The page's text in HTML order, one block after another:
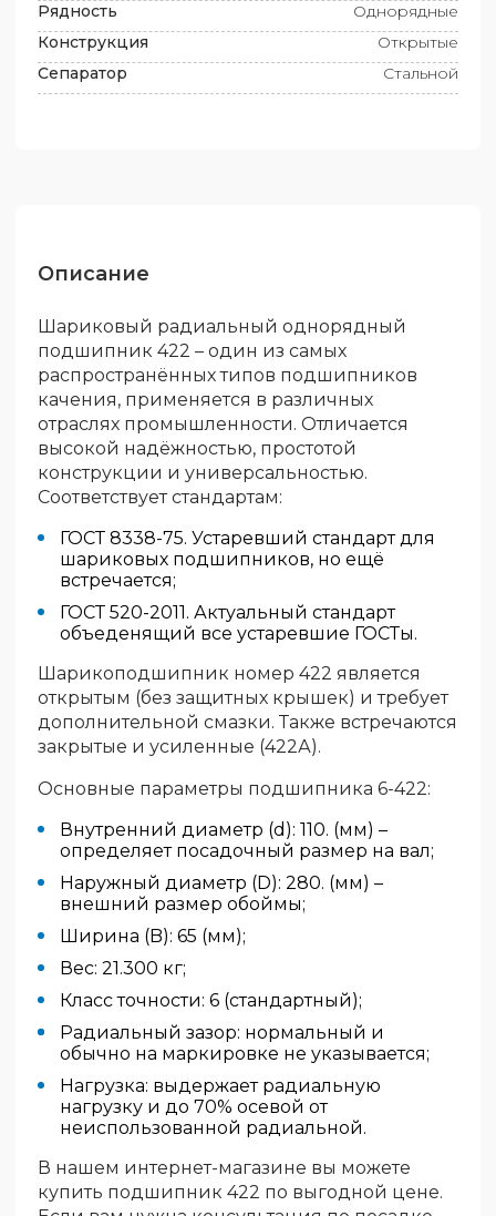
Рядность
Однорядные
Конструкция
Открытые
Сепаратор
Стальной
Описание
Шариковый радиальный однорядный
подшипник 422 – один из самых
распространённых типов подшипников
качения, применяется в различных
отраслях промышленности. Отличается
высокой надёжностью, простотой
конструкции и универсальностью.
Соответствует стандартам:
ГОСТ 8338-75. Устаревший стандарт для
шариковых подшипников, но ещё
встречается;
ГОСТ 520-2011. Актуальный стандарт
объеденящий все устаревшие ГОСТы.
Шарикоподшипник номер 422 является
открытым (без защитных крышек) и требует
дополнительной смазки. Также встречаются
закрытые и усиленные (422А).
Основные параметры подшипника 6-422:
Внутренний диаметр (d): 110. (мм) –
определяет посадочный размер на вал;
Наружный диаметр (D): 280. (мм) –
внешний размер обоймы;
Ширина (B): 65 (мм);
Вес: 21.300 кг;
Класс точности: 6 (стандартный);
Радиальный зазор: нормальный и
обычно на маркировке не указывается;
Нагрузка: выдержает радиальную
нагрузку и до 70% осевой от
неиспользованной радиальной.
В нашем интернет-магазине вы можете
купить подшипник 422 по выгодной цене.